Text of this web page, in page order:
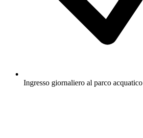
Ingresso giornaliero al parco acquatico